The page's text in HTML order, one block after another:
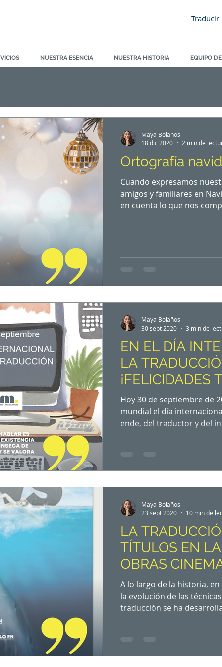
NUESTRA ESENCIA NUESTRA HISTORIA EQUIPO
Traducir
Ortografía
Cuando expresamos
amigos y familiares en
en cuenta lo que nos
Su plural es
Maya Bolaños
18 dic 2020
2 min de
EN EL DÍA
LA
¡FELICIDADES
E
Hoy 30 de septiembre de
mundial el día internacional
ende, del traductor y del
no sólo a nivel social, sino
aprender
Maya Bolaños
30 sept 2020
3 min de
LA
TÍTULOS EN
OBRAS
A lo largo de la historia,
la evolución de las
traducción se ha
verla. Sin duda alguna, el
Maya Bolaños
23 sept 2020
10 min de